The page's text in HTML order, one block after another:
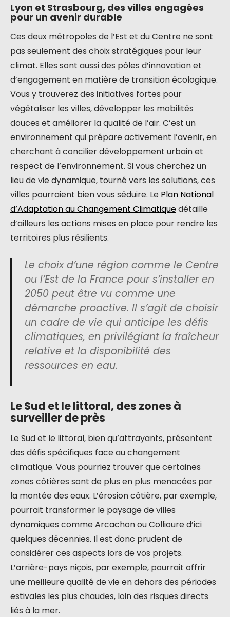
Lyon et Strasbourg, des villes engagées
pour un avenir durable
Ces deux métropoles de l’Est et du Centre ne sont
pas seulement des choix stratégiques pour leur
climat. Elles sont aussi des pôles d’innovation et
d’engagement en matière de transition écologique.
Vous y trouverez des initiatives fortes pour
végétaliser les villes, développer les mobilités
douces et améliorer la qualité de l’air. C’est un
environnement qui prépare activement l’avenir, en
cherchant à concilier développement urbain et
respect de l’environnement. Si vous cherchez un
lieu de vie dynamique, tourné vers les solutions, ces
villes pourraient bien vous séduire. Le Plan National
d’Adaptation au Changement Climatiquedétaille
d’ailleurs les actions mises en place pour rendre les
territoires plus résilients.
Le choix d’une région comme le Centre
ou l’Est de la France pour s’installer en
2050 peut être vu comme une
démarche proactive. Il s’agit de choisir
un cadre de vie qui anticipe les défis
climatiques, en privilégiant la fraîcheur
relative et la disponibilité des
ressources en eau.
Le Sud et le littoral, des zones à
surveiller de près
Le Sud et le littoral, bien qu’attrayants, présentent
des défis spécifiques face au changement
climatique. Vous pourriez trouver que certaines
zones côtières sont de plus en plus menacées par
la montée des eaux. L’érosion côtière, par exemple,
pourrait transformer le paysage de villes
dynamiques comme Arcachon ou Collioure d’ici
quelques décennies. Il est donc prudent de
considérer ces aspects lors de vos projets.
L’arrière-pays niçois, par exemple, pourrait offrir
une meilleure qualité de vie en dehors des périodes
estivales les plus chaudes, loin des risques directs
liés à la mer.